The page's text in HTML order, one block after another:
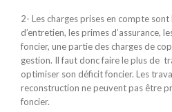
2- Les charges prises en compte
d’entretien, les primes d’assurance,
foncier, une partie des charges de
gestion. Il faut donc faire le plus de
optimiser son déficit foncier. Les
reconstruction ne peuvent pas être
foncier.